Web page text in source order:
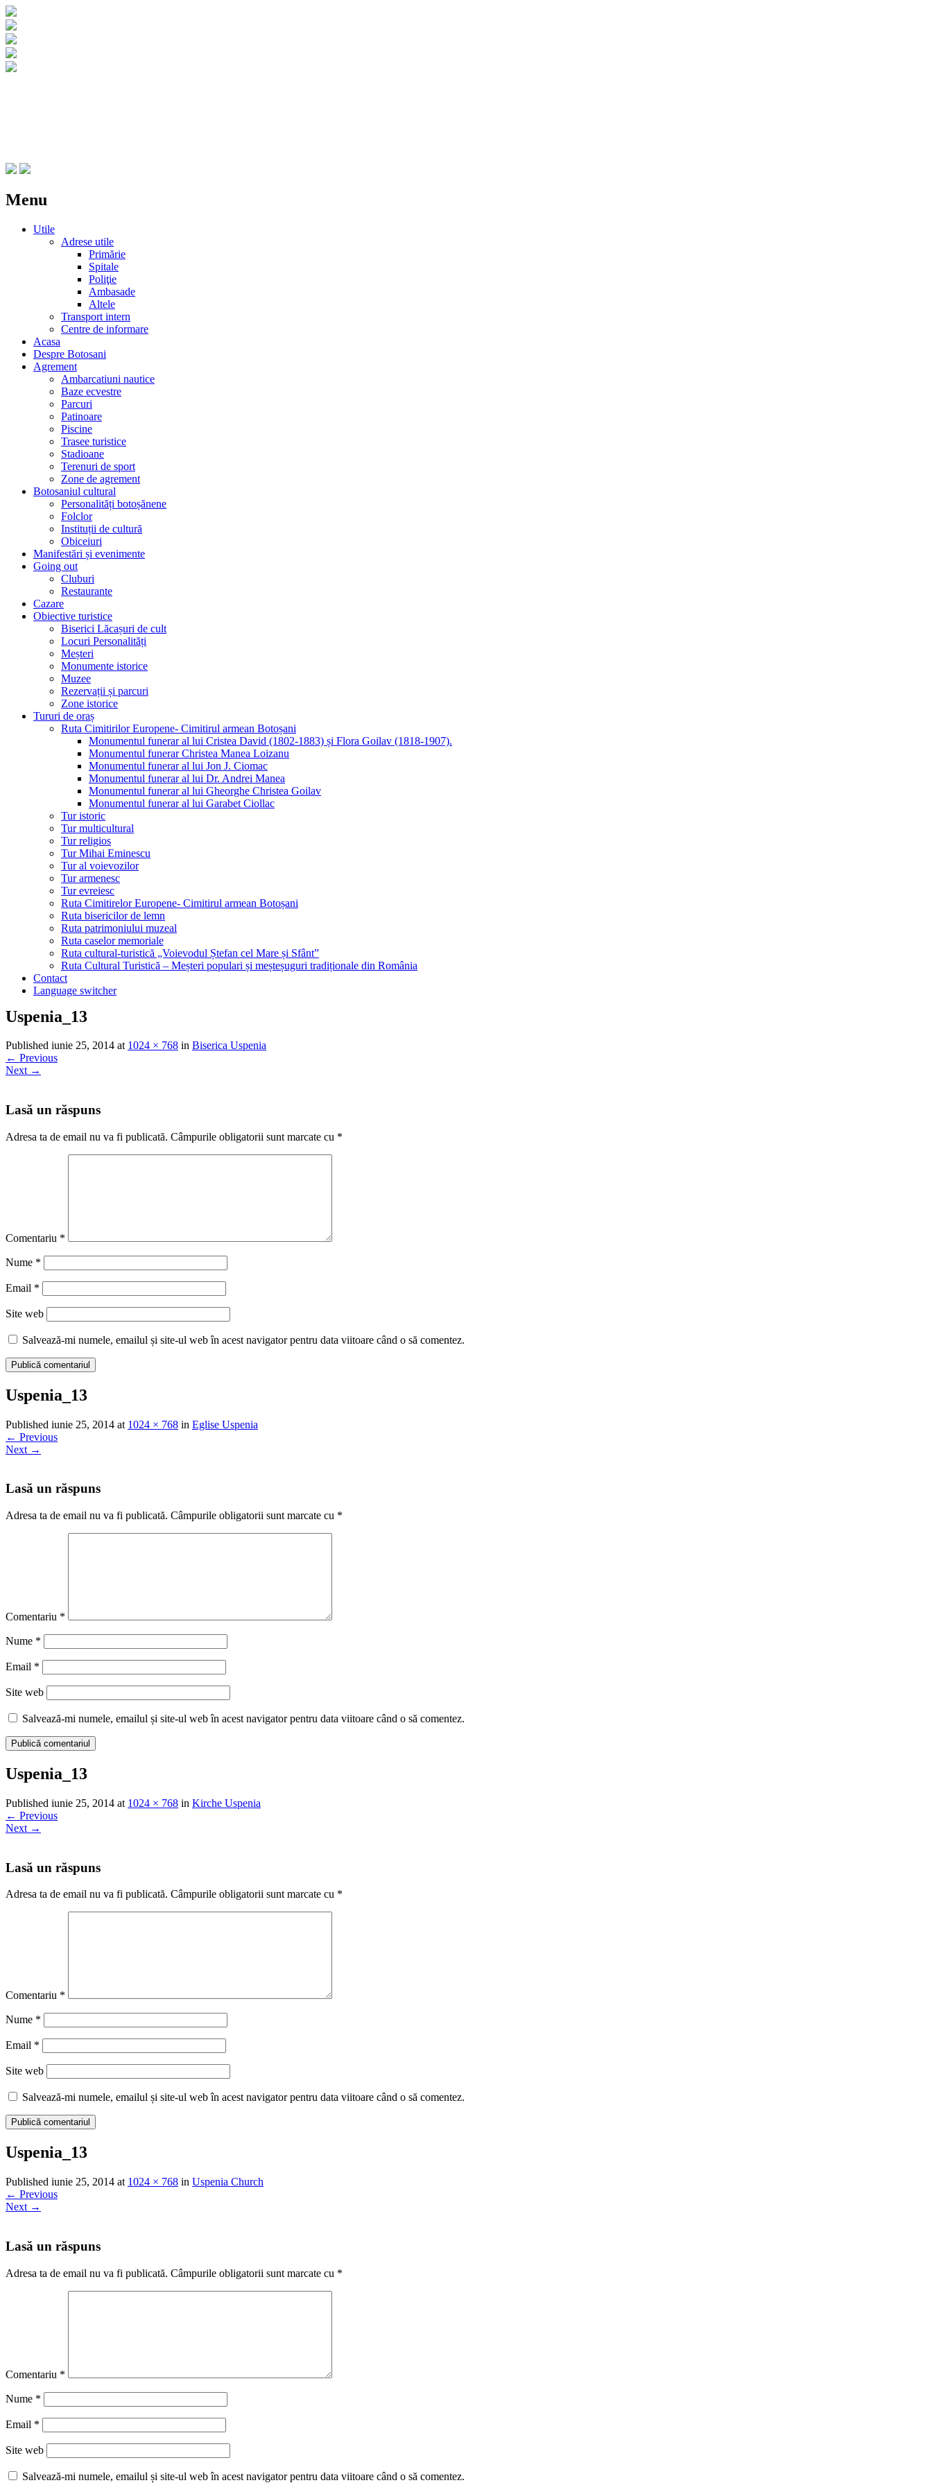
Menu
Skip
Utile
Adrese utile
Primărie
Spitale
Poliţie
Ambasade
Altele
Transport intern
Centre de informare
Acasa
Despre Botosani
Agrement
Ambarcatiuni nautice
Baze ecvestre
Parcuri
Patinoare
Piscine
Trasee turistice
Stadioane
Terenuri de sport
Zone de agrement
Botosaniul cultural
Personalități botoșănene
Folclor
Instituții de cultură
Obiceiuri
Manifestări și evenimente
Going out
Cluburi
Restaurante
Cazare
Obiective turistice
Biserici Lăcașuri de cult
Locuri Personalități
Meșteri
Monumente istorice
Muzee
Rezervații și parcuri
Zone istorice
Tururi de oraș
Ruta Cimitirilor Europene- Cimitirul armean Botoșani
Monumentul funerar al lui Cristea David (1802-1883) și Flora Goilav (1818-1907).
Monumentul funerar Christea Manea Loizanu
Monumentul funerar al lui Jon J. Ciomac
Monumentul funerar al lui Dr. Andrei Manea
Monumentul funerar al lui Gheorghe Christea Goilav
Monumentul funerar al lui Garabet Ciollac
Tur istoric
Tur multicultural
Tur religios
Tur Mihai Eminescu
Tur al voievozilor
Tur armenesc
Tur evreiesc
Ruta Cimitirelor Europene- Cimitirul armean Botoșani
Ruta bisericilor de lemn
Ruta patrimoniului muzeal
Ruta caselor memoriale
Ruta cultural-turistică „Voievodul Ștefan cel Mare și Sfânt”
Ruta Cultural Turistică – Meșteri populari și meșteșuguri tradiționale din România
Contact
Language switcher
Uspenia_13
Published iunie 25, 2014 at 1024 × 768 in Biserica Uspenia
← Previous
Next →
Lasă un răspuns
Adresa ta de email nu va fi publicată. Câmpurile obligatorii sunt marcate cu *
Comentariu *
Nume *
Email *
Site web
Salvează-mi numele, emailul și site-ul web în acest navigator pentru data viitoare când o să comentez.
Uspenia_13
Published iunie 25, 2014 at 1024 × 768 in Eglise Uspenia
← Previous
Next →
Lasă un răspuns
Adresa ta de email nu va fi publicată. Câmpurile obligatorii sunt marcate cu *
Comentariu *
Nume *
Email *
Site web
Salvează-mi numele, emailul și site-ul web în acest navigator pentru data viitoare când o să comentez.
Uspenia_13
Published iunie 25, 2014 at 1024 × 768 in Kirche Uspenia
← Previous
Next →
Lasă un răspuns
Adresa ta de email nu va fi publicată. Câmpurile obligatorii sunt marcate cu *
Comentariu *
Nume *
Email *
Site web
Salvează-mi numele, emailul și site-ul web în acest navigator pentru data viitoare când o să comentez.
Uspenia_13
Published iunie 25, 2014 at 1024 × 768 in Uspenia Church
← Previous
Next →
Lasă un răspuns
Adresa ta de email nu va fi publicată. Câmpurile obligatorii sunt marcate cu *
Comentariu *
Nume *
Email *
Site web
Salvează-mi numele, emailul și site-ul web în acest navigator pentru data viitoare când o să comentez.